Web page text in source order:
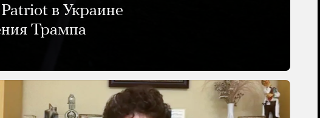
в Украине
Трампа